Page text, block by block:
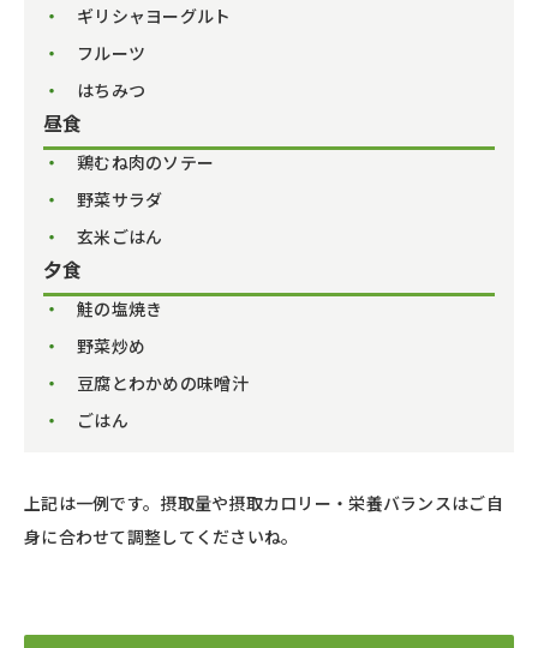
ギリシャヨーグルト
フルーツ
はちみつ
昼食
鶏むね肉のソテー
野菜サラダ
玄米ごはん
夕食
鮭の塩焼き
野菜炒め
豆腐とわかめの味噌汁
ごはん
上記は一例です。摂取量や摂取カロリー・栄養バランスはご自
身に合わせて調整してくださいね。